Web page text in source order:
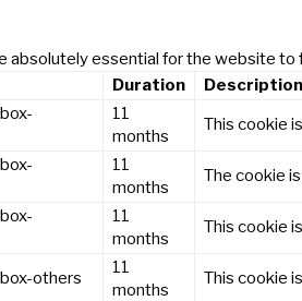
absolutely essential for the website
Duration
Description
11
months
This cookie
11
months
The cookie
11
months
This cookie
others
11
months
This cookie